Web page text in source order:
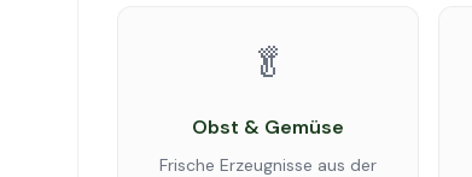
🥬
Obst & Gemüse
Frische Erzeugnisse aus der